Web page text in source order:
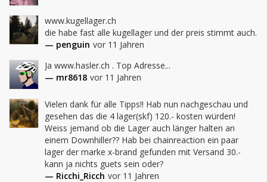
www.kugellager.ch
die habe fast alle kugellager und der preis stimmt auch.
— penguin vor 11 Jahren
Ja www.hasler.ch . Top Adresse...
— mr8618 vor 11 Jahren
Vielen dank für alle Tipps!! Hab nun nachgeschau und
gesehen das die 4 lager(skf) 120.- kosten würden!
Weiss jemand ob die Lager auch länger halten an
einem Downhiller?? Hab bei chainreaction ein paar
lager der marke x-brand gefunden mit Versand 30.-
kann ja nichts guets sein oder?
— Ricchi_Ricch vor 11 Jahren